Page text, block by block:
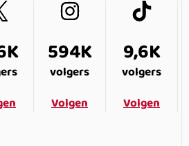
594K
volgers
Volgen
9,6K
volgers
Volgen